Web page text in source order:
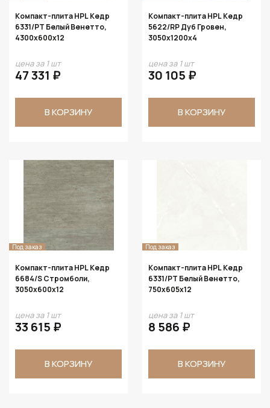
Компакт-плита HPL Кедр
6331/PT Белый Венетто,
4300х600х12
цена за 1 шт
47 331 ₽
В КОРЗИНУ
Компакт-плита HPL Кедр
5622/RP Дуб Гровен,
3050х1200х4
цена за 1 шт
30 105 ₽
В КОРЗИНУ
Под заказ
Компакт-плита HPL Кедр
6684/S Стромболи,
3050х600х12
цена за 1 шт
33 615 ₽
В КОРЗИНУ
Под заказ
Компакт-плита HPL Кедр
6331/PT Белый Венетто,
750х605х12
цена за 1 шт
8 586 ₽
В КОРЗИНУ